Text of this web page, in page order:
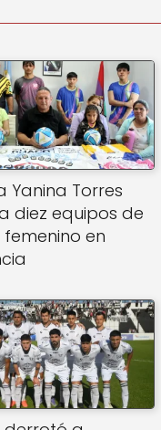
Yanina Torres
diez equipos de
en